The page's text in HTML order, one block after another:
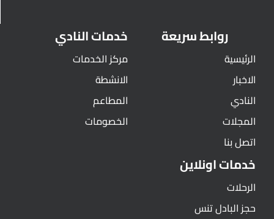
روابط سريعة
الرئيسية
الاخبار
النادي
المجلات
اتصل بنا
خدمات النادي
مركز الخدمات
الانشطة
المطاعم
الخصومات
خدمات اونلاين
الرحلات
حجز البادل تنس